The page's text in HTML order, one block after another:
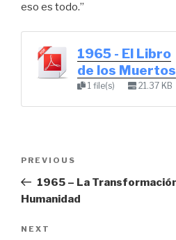
eso es todo.”
1965 - El Libro
de los Muertos
1 file(s) 21.37 KB
Previous
Post
PREVIOUS
1965 – La
Humanidad
Next
NEXT